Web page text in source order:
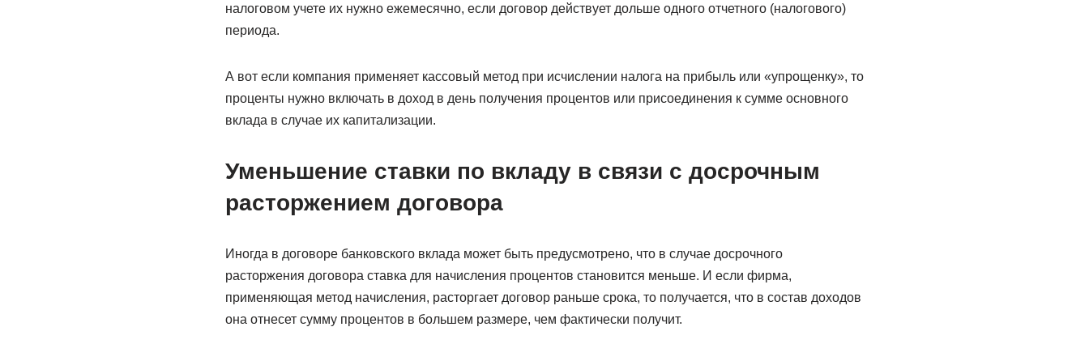
налоговом учете их нужно ежемесячно, если договор действует дольше одного отчетного (налогового)
периода.
А вот если компания применяет кассовый метод при исчислении налога на прибыль или «упрощенку», то
проценты нужно включать в доход в день получения процентов или присоединения к сумме основного
вклада в случае их капитализации.
Уменьшение ставки по вкладу в связи с досрочным
расторжением договора
Иногда в договоре банковского вклада может быть предусмотрено, что в случае досрочного
расторжения договора ставка для начисления процентов становится меньше. И если фирма,
применяющая метод начисления, расторгает договор раньше срока, то получается, что в состав доходов
она отнесет сумму процентов в большем размере, чем фактически получит.